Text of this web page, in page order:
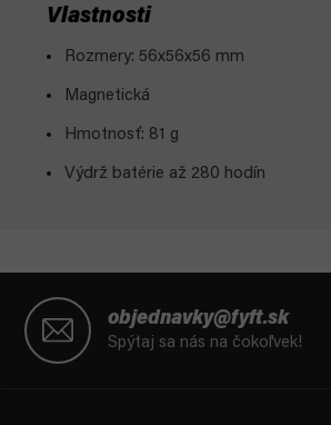
Vlastnosti
Rozmery: 56x56x56 mm
Magnetická
Hmotnosť: 81 g
Výdrž batérie až 280 hodín
objednavky@fyft.sk
Spýtaj sa nás na čokoľvek!